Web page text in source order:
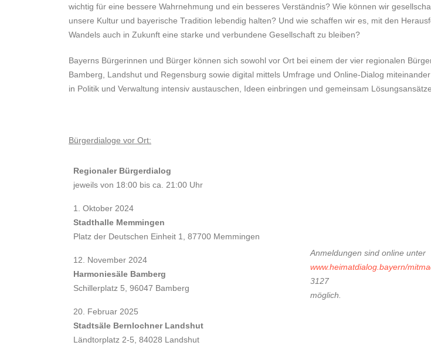
wichtig für eine bessere Wahrnehmung und ein besseres Verständnis? Wie können wir
unsere Kultur und bayerische Tradition lebendig halten? Und wie schaffen wir es, mit den
Wandels auch in Zukunft eine starke und verbundene Gesellschaft zu bleiben?
Bayerns Bürgerinnen und Bürger können sich sowohl vor Ort bei einem der vier regionalen
Bamberg, Landshut und Regensburg sowie digital mittels Umfrage und Online-Dialog
in Politik und Verwaltung intensiv austauschen, Ideen einbringen und gemeinsam
Bürgerdialoge vor Ort:
Regionaler Bürgerdialog
jeweils von 18:00 bis ca. 21:00 Uhr
Anmeldungen sind online unter
www.heimatdialog.bayern/
3127
möglich.
1. Oktober 2024
Stadthalle Memmingen
Platz der Deutschen Einheit 1, 87700 Memmingen
12. November 2024
Harmoniesäle Bamberg
Schillerplatz 5, 96047 Bamberg
20. Februar 2025
Stadtsäle Bernlochner Landshut
Ländtorplatz 2-5, 84028 Landshut